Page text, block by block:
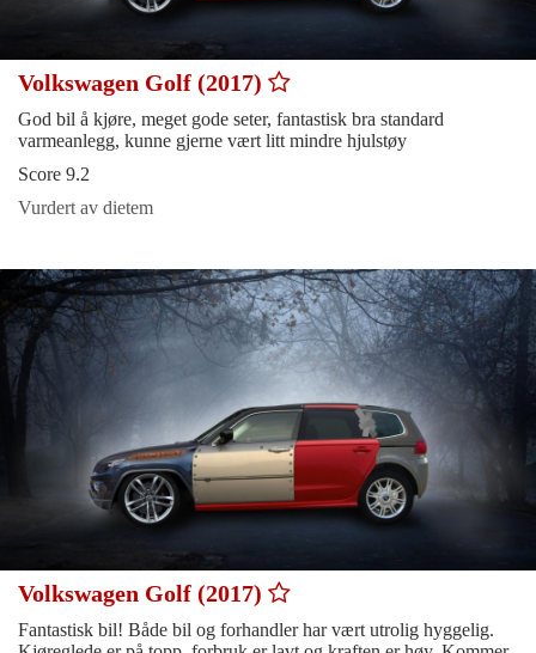
Volkswagen Golf (2017)
God bil å kjøre, meget gode seter, fantastisk bra standard
varmeanlegg, kunne gjerne vært litt mindre hjulstøy
Score 9.2
Vurdert av dietem
Volkswagen Golf (2017)
Fantastisk bil! Både bil og forhandler har vært utrolig hyggelig.